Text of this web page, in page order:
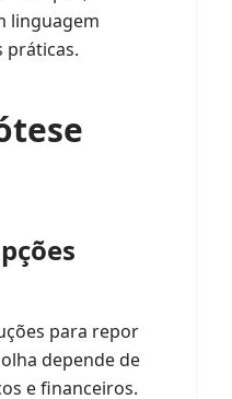
linguagem
práticas.
para repor
depende de
e financeiros.